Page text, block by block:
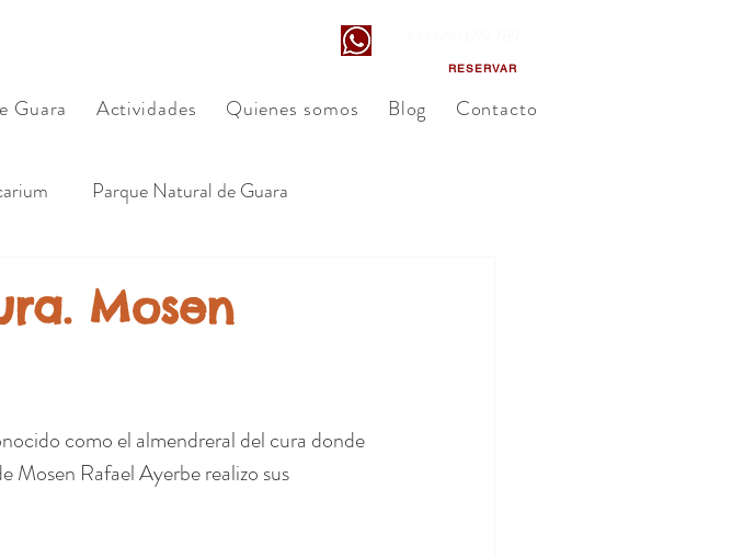
RESERVAR
Guara Actividades Quienes somos Blog Contacto
Parque Natural de Guara
Mosen
como el almendreral del cura donde
Mosen Rafael Ayerbe realizo sus